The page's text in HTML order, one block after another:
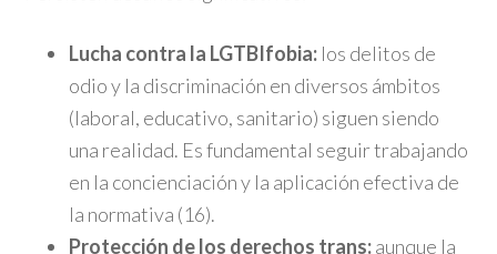
Lucha contra la LGTBIfobia: los delitos de
odio y la discriminación en diversos ámbitos
(laboral, educativo, sanitario) siguen siendo
una realidad. Es fundamental seguir trabajando
en la concienciación y la aplicación efectiva de
la normativa (16).
Protección de los derechos trans:aunque la